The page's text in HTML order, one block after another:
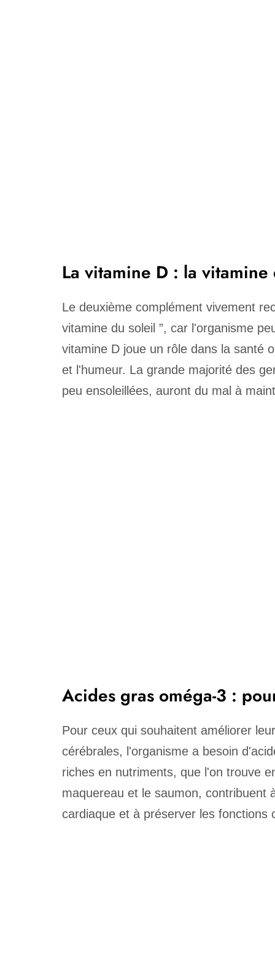
La vitamine D : la
Le deuxième complément vivement
vitamine du soleil ”, car l'organisme
vitamine D joue un rôle dans la santé
et l'humeur. La grande majorité des
peu ensoleillées, auront du mal à
Acides gras oméga-3 :
Pour ceux qui souhaitent améliorer
cérébrales, l'organisme a besoin
riches en nutriments, que l'on trouve
maquereau et le saumon, contribuent
cardiaque et à préserver les fonctions